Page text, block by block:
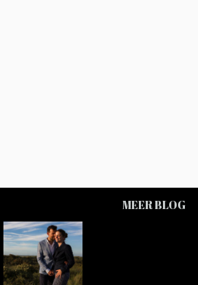
MEER BLOG